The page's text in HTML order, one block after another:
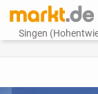
Singen